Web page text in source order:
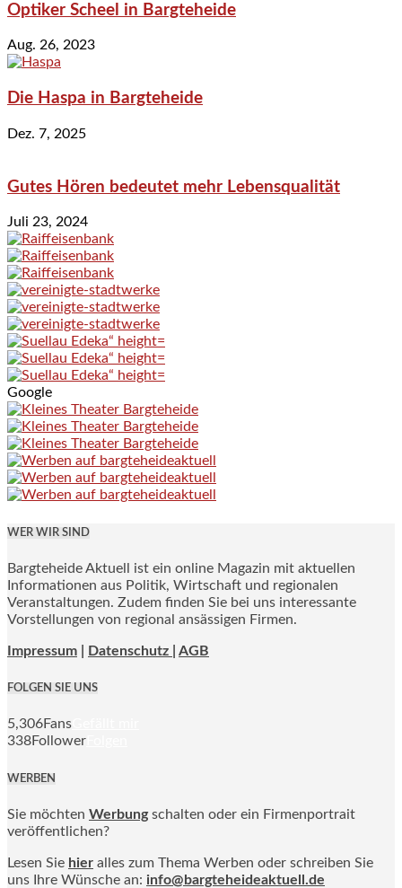
Optiker Scheel in Bargteheide
Aug. 26, 2023
Die Haspa in Bargteheide
Dez. 7, 2025
Gutes Hören bedeutet mehr Lebensqualität
Juli 23, 2024
Google
WER WIR SIND
Bargteheide Aktuell ist ein online Magazin mit aktuellen
Informationen aus Politik, Wirtschaft und regionalen
Veranstaltungen. Zudem finden Sie bei uns interessante
Vorstellungen von regional ansässigen Firmen.
Impressum Datenschutz | AGB
FOLGEN SIE UNS
5,306Fans
338Follower
WERBEN
Sie möchten Werbung schalten oder ein Firmenportrait
veröffentlichen?
Lesen Sie hier alles zum Thema Werben oder schreiben Sie
uns Ihre Wünsche an: info@bargteheideaktuell.de